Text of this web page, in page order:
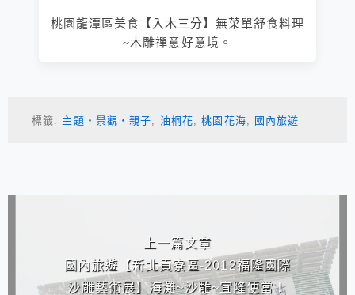
桃園龍潭區美食【入木三分】無菜單舒食料理
~木雕禪意好意境。
標籤: 主題‧景觀‧親子 油桐花 ,桃園花海 國內旅遊
上一篇文章
國內旅遊【新北貢寮區-2012福隆國際
沙雕藝術展】海灘~沙雕~宜隆便當！